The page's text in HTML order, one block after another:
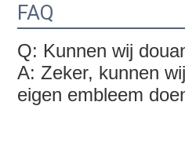
FAQ
Q: Kunnen wij
A: Zeker, kunnen
eigen embleem